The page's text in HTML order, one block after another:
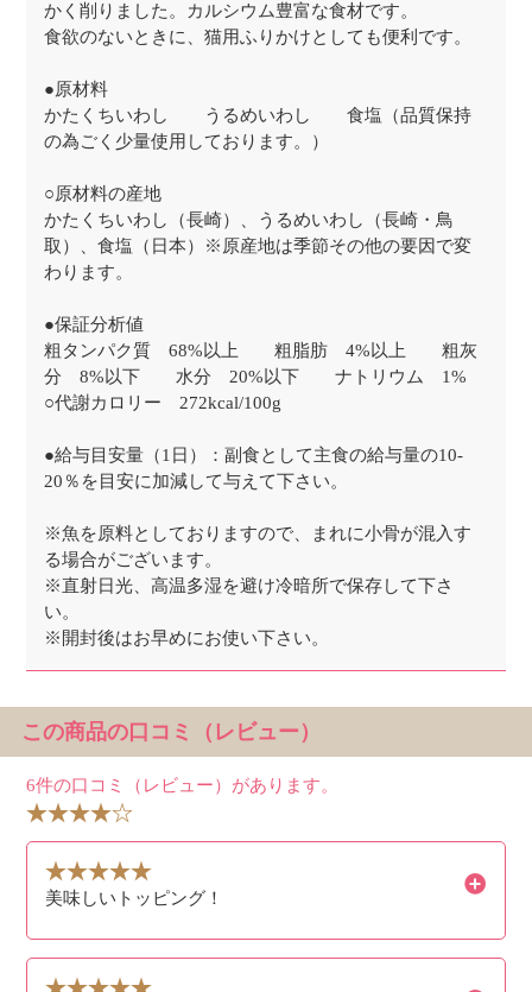
かく削りました。カルシウム豊富な食材です。
食欲のないときに、猫用ふりかけとしても便利です。
●原材料
かたくちいわし うるめいわし 食塩（品質保持
の為ごく少量使用しております。）
○原材料の産地
かたくちいわし（長崎）、うるめいわし（長崎・鳥
取）、食塩（日本）※原産地は季節その他の要因で変
わります。
●保証分析値
粗タンパク質 68%以上 粗脂肪 4%以上 粗灰
分 8%以下 水分 20%以下 ナトリウム 1%
○代謝カロリー 272kcal/100g
●給与目安量（1日）：副食として主食の給与量の10-
20％を目安に加減して与えて下さい。
※魚を原料としておりますので、まれに小骨が混入す
る場合がございます。
※直射日光、高温多湿を避け冷暗所で保存して下さ
い。
※開封後はお早めにお使い下さい。
この商品の口コミ（レビュー）
6件の口コミ（レビュー）があります。
美味しいトッピング！